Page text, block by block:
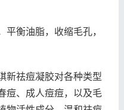
平衡油脂，收缩毛孔，
新祛痘凝胶对各种类型
痘、成人痘痘，以及毛